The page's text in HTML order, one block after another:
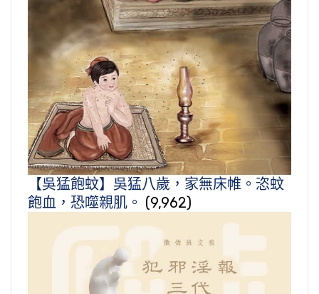
【吳猛飽蚊】吳猛八歲，家無床帷。恣蚊
飽血，恐噬親肌。 (9,962)